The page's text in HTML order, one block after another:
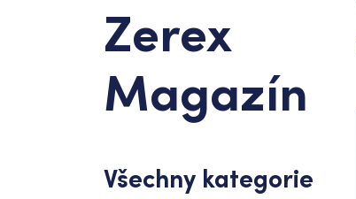
Zerex
Magazín
Všechny kategorie